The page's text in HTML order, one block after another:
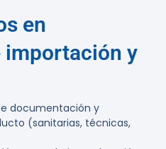
en
importación y
documentación y
(sanitarias, técnicas,